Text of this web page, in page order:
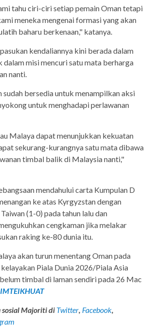
tahu ciri-ciri setiap pemain Oman tetapi
meneka mengenai formasi yang akan
baharu berkenaan," katanya.
kendaliannya kini berada dalam
misi mencuri satu mata berharga
nanti.
sudah bersedia untuk menampilkan aksi
untuk menghadapi perlawanan
Malaya dapat menunjukkan kekuatan
sekurang-kurangnya satu mata dibawa
timbal balik di Malaysia nanti,"
mendahului carta Kumpulan D
ke atas Kyrgyzstan dengan
(1-0) pada tahun lalu dan
cengkaman jika melakar
raking ke-80 dunia itu.
akan turun menentang Oman pada
Piala Dunia 2026/Piala Asia
timbal di laman sendiri pada 26 Mac
Majoriti di Twitter, Facebook,